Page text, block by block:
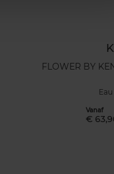
FLOWER BY
Vanaf
€